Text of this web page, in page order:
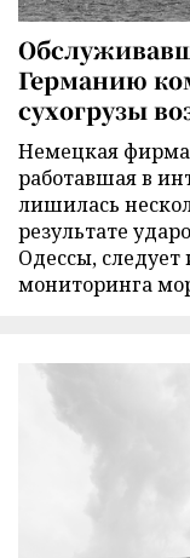
Германию
сухогрузы
Немецкая фирма
работавшая в
лишилась
результате
Одессы,
мониторинга